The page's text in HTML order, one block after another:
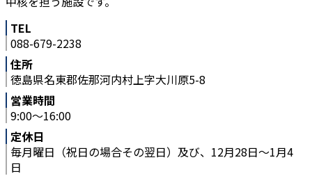
TEL
088-679-2238
住所
徳島県名東郡佐那河内村上字大川原5-8
営業時間
9:00～16:00
定休日
毎月曜日（祝日の場合その翌日）及び、12月28日～1月4
日